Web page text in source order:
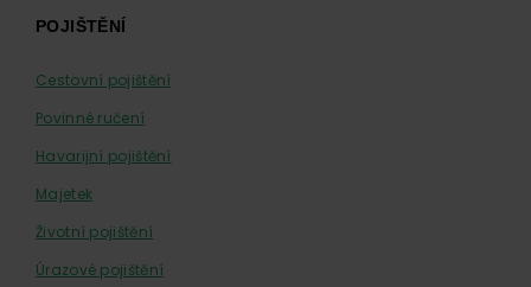
FooterPOJIŠTĚNÍ
Cestovní pojištění
Povinné ručení
Havarijní pojištění
Majetek
Životní pojištění
Úrazové pojištění